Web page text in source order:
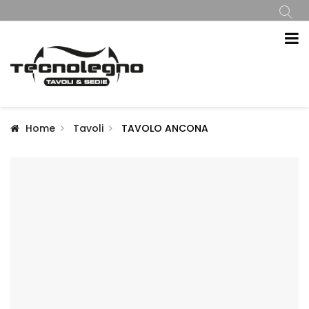
Home Tavoli TAVOLO ANCONA